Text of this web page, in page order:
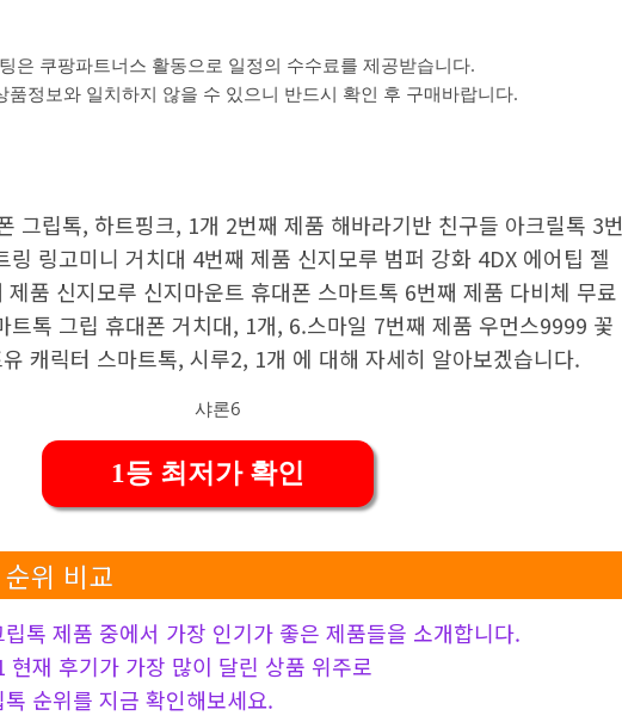
은 쿠팡파트너스 활동으로 일정의 수수료를 제공받습니다.
품정보와 일치하지 않을 수 있으니 반드시 확인 후 구매바랍니다.
그립톡, 하트핑크, 1개 2번째 제품 해바라기반 친구들 아크릴톡 3번
링 링고미니 거치대 4번째 제품 신지모루 범퍼 강화 4DX 에어팁 젤
품 신지모루 신지마운트 휴대폰 스마트톡 6번째 제품 다비체 무료
트톡 그립 휴대폰 거치대, 1개, 6.스마일 7번째 제품 우먼스9999 꽃
캐릭터 스마트톡, 시루2, 1개 에 대해 자세히 알아보겠습니다.
1등 최저가 확인
위 비교
톡 제품 중에서 가장 인기가 좋은 제품들을 소개합니다.
재 후기가 가장 많이 달린 상품 위주로
순위를 지금 확인해보세요.